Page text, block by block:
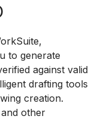
to generate
against valid
drafting tools
creation.
other